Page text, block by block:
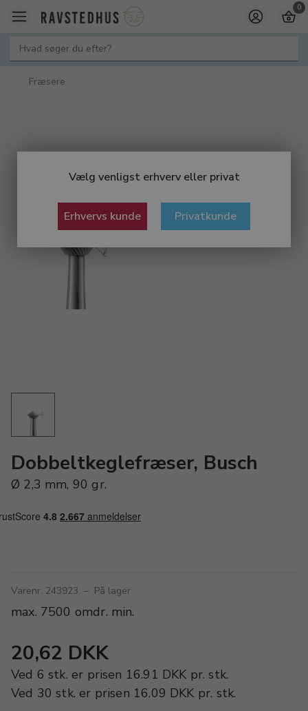
Vælg venligst erhverv eller privat
Erhvervs kunde Privatkunde
0
Fræsere
Dobbeltkeglefræser, Busch
Ø 2,3 mm, 90 gr.
Varenr. 243923 – På lager
max. 7500 omdr. min.
20,62 DKK
Ved 6 stk. er prisen 16.91 DKK pr.stk.
Ved 30 stk. er prisen 16.09 DKK pr. stk.